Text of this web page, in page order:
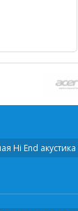
Hi End акустика